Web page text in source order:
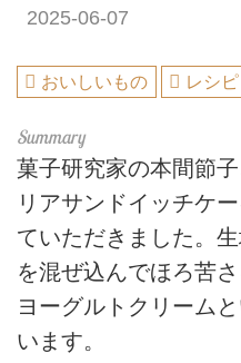
2025-06-07
おいしいもの レシピ
菓子研究家の本間節
リアサンドイッチケ
ていただきました。
を混ぜ込んでほろ苦
ヨーグルトクリーム
います。